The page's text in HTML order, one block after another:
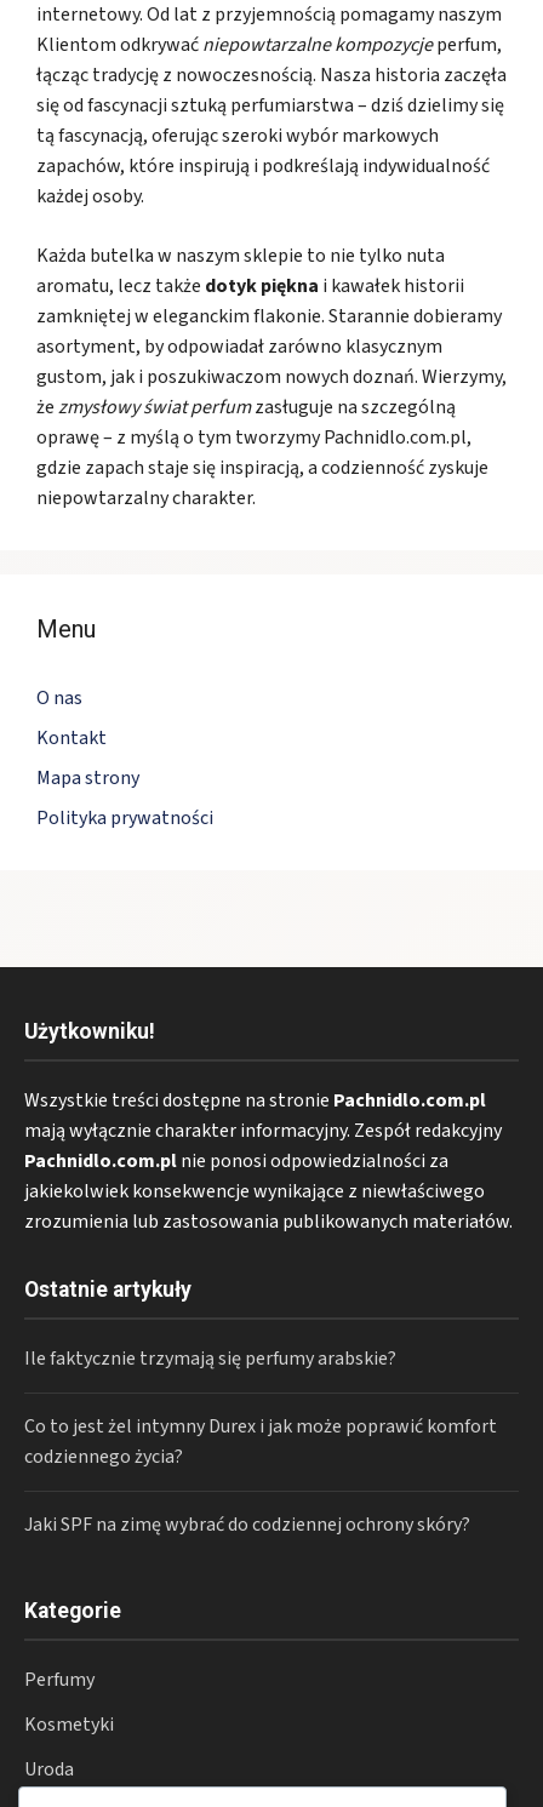
internetowy. Od lat z przyjemnością pomagamy naszym
Klientom odkrywaćniepowtarzalne kompozycjeperfum,
łącząc tradycję z nowoczesnością. Nasza historia zaczęła
się od fascynacji sztuką perfumiarstwa – dziś dzielimy się
tą fascynacją, oferując szeroki wybór markowych
zapachów, które inspirują i podkreślają indywidualność
każdej osoby.
Każda butelka w naszym sklepie to nie tylko nuta
aromatu, lecz także dotyk piękna i kawałek historii
zamkniętej w eleganckim flakonie. Starannie dobieramy
asortyment, by odpowiadał zarówno klasycznym
gustom, jak i poszukiwaczom nowych doznań. Wierzymy,
żezmysłowy świat perfumzasługuje na szczególną
oprawę – z myślą o tym tworzymy Pachnidlo.com.pl,
gdzie zapach staje się inspiracją, a codzienność zyskuje
niepowtarzalny charakter.
Menu
O nas
Kontakt
Mapa strony
Polityka prywatności
Użytkowniku!
Wszystkie treści dostępne na stronie Pachnidlo.com.pl
mają wyłącznie charakter informacyjny. Zespół redakcyjny
Pachnidlo.com.plnie ponosi odpowiedzialności za
jakiekolwiek konsekwencje wynikające z niewłaściwego
zrozumienia lub zastosowania publikowanych materiałów.
Ostatnie artykuły
Ile faktycznie trzymają się perfumy arabskie?
Co to jest żel intymny Durex i jak może poprawić komfort
codziennego życia?
Jaki SPF na zimę wybrać do codziennej ochrony skóry?
Kategorie
Perfumy
Kosmetyki
Uroda